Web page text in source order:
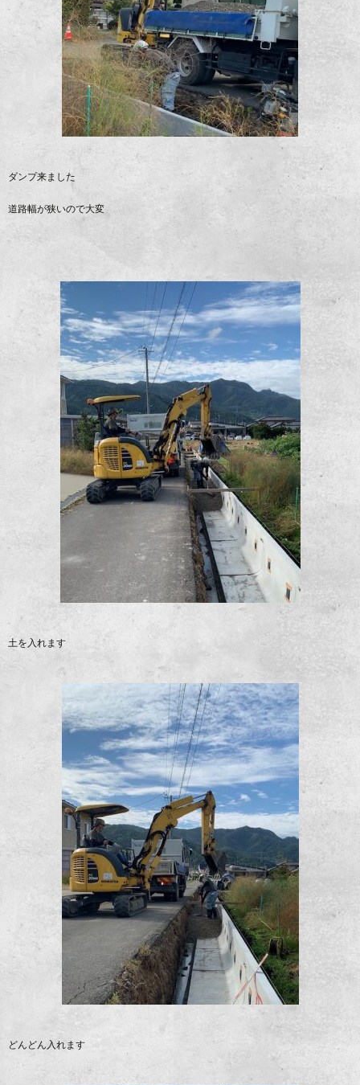
ダンプ来ました
道路幅が狭いので大変
土を入れます
どんどん入れます